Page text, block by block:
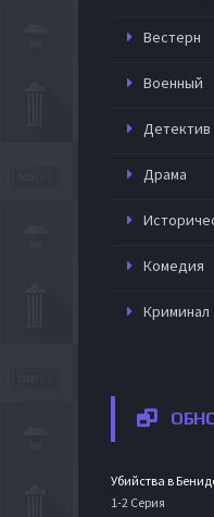
Вестерн
Военный
Детектив
Драма
Комедия
Криминал
Семейный
Убийства в
1-2 Серия